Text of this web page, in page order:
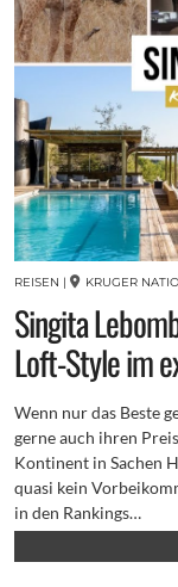
REISEN | KRUGER
Singita
Loft-Style im
Wenn nur das Beste
gerne auch ihren
Kontinent in Sachen
quasi kein
in den Rankings…